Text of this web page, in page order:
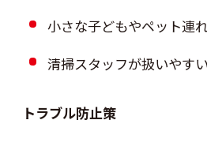
小さな子どもやペット連
清掃スタッフが扱いやすい
トラブル防止策